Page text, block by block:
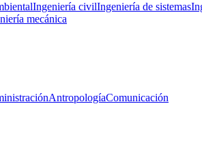
Ingeniería civilIngeniería de sistemas
mecánica
AntropologíaComunicación